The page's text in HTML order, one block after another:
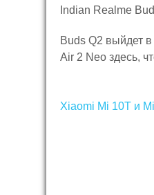
Indian Realme
Buds Q2 выйдет
Air 2 Neo здесь,
Xiaomi Mi 10T и